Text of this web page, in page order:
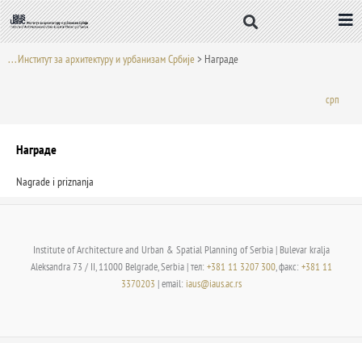
Пређи
на
садржај
. . . Институт за архитектуру и урбанизам Србије> Награде
срп
Награде
Nagrade i priznanja
Institute of Architecture and Urban & Spatial Planning of Serbia | Bulevar kralja
Aleksandra 73 / II, 11000 Belgrade, Serbia | тел: +381 11 3207 300, факс: +381 11
3370203 | email: iaus@iaus.ac.rs